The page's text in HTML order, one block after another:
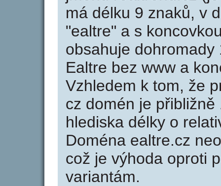
má délku 9 znaků, v
"ealtre" a s
obsahuje
Ealtre bez www a
Vzhledem k tom, že
cz domén je
hlediska délky o
Doména ealtre.cz
což je výhoda oproti
variantám.